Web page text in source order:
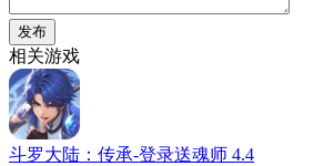
发布
相关游戏
斗罗大陆：传承-登录送魂师 4.4